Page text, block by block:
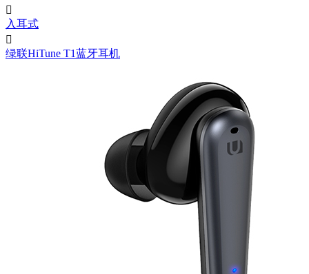

入耳式

绿联HiTune T1蓝牙耳机